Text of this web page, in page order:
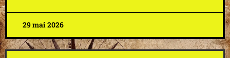
29 mai 2026